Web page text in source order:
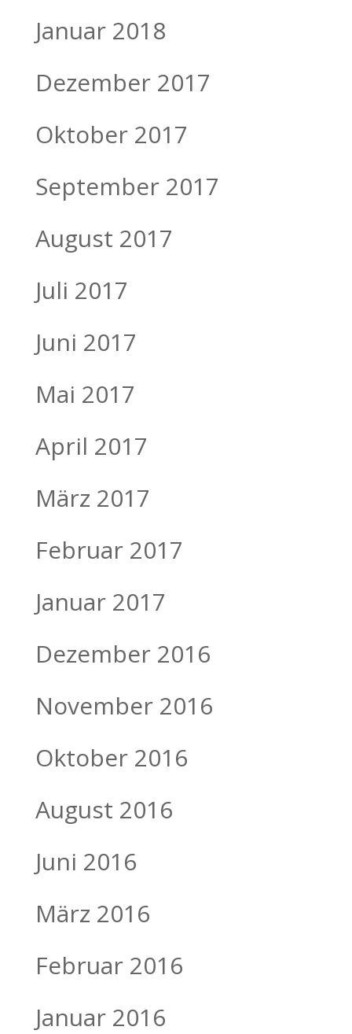
Januar 2018
Dezember 2017
Oktober 2017
September 2017
August 2017
Juli 2017
Juni 2017
Mai 2017
April 2017
März 2017
Februar 2017
Januar 2017
Dezember 2016
November 2016
Oktober 2016
August 2016
Juni 2016
März 2016
Februar 2016
Januar 2016